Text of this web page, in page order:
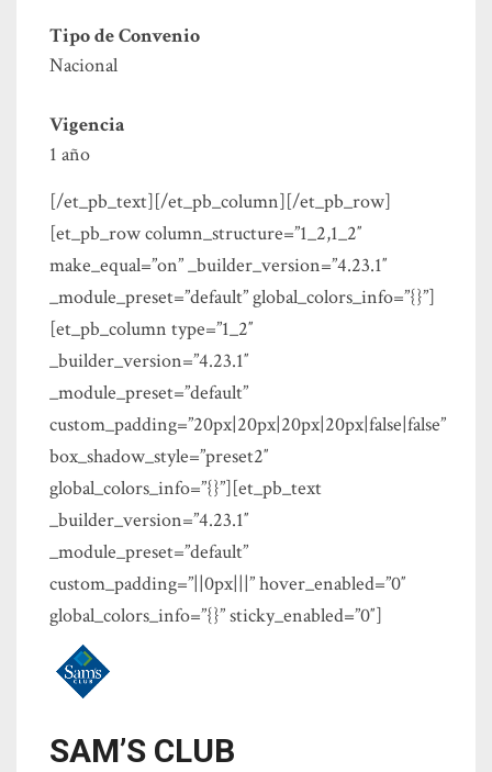
Tipo de Convenio
Nacional
Vigencia
1 año
[/et_pb_text][/et_pb_column][/et_pb_row]
[et_pb_row column_structure=”1_2,1_2″
make_equal=”on” _builder_version=”4.23.1″
_module_preset=”default” global_colors_info=”{}”]
[et_pb_column type=”1_2″
_builder_version=”4.23.1″
_module_preset=”default”
custom_padding=”20px|20px|20px|20px|false|false”
box_shadow_style=”preset2″
global_colors_info=”{}”][et_pb_text
_builder_version=”4.23.1″
_module_preset=”default”
custom_padding=”||0px|||” hover_enabled=”0″
global_colors_info=”{}” sticky_enabled=”0″]
SAM’S CLUB